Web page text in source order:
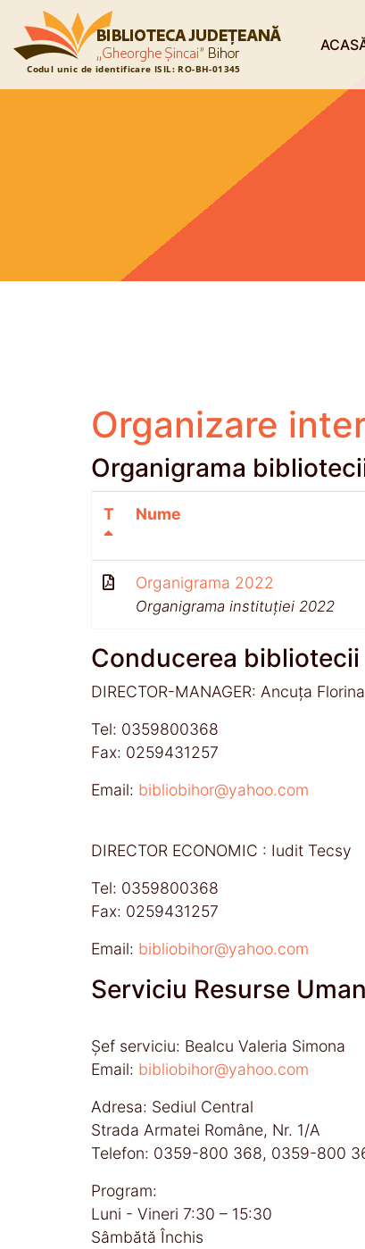
Organizare
Organigrama
T Nume
Organigrama 2022
Organigrama instituției 2022
Conducerea bibliotecii
DIRECTOR-MANAGER: Ancuța
Tel: 0359800368
Fax: 0259431257
Email: bibliobihor@yahoo.com
DIRECTOR ECONOMIC : Iudit Tecsy
Tel: 0359800368
Fax: 0259431257
Email: bibliobihor@yahoo.com
Serviciu Resurse
Şef serviciu: Bealcu Valeria Simona
Email: bibliobihor@yahoo.com
Adresa: Sediul Central
Strada Armatei Române, Nr. 1/A
Telefon: 0359-800 368, 0359-800
Program:
Luni - Vineri 7:30 – 15:30
Sâmbătă Închis